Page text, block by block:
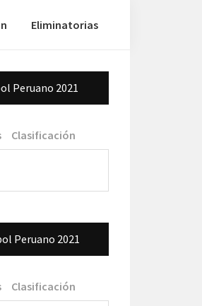
Eliminatorias
Peruano 2021
Clasificación
Peruano 2021
Clasificación